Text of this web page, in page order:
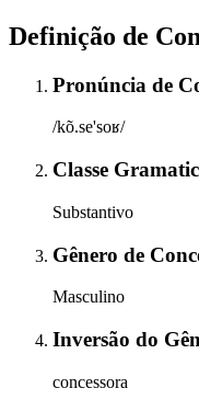
Definição de
Pronúncia de
/kõ.se'soʁ/
Classe
Substantivo
Gênero de
Masculino
Inversão do
concessora